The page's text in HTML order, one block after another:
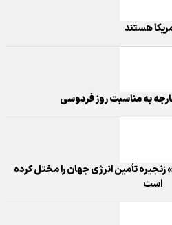
هستند
به مناسبت روز فردوسی
زنجیره تأمین انرژی جهان را مختل کرده
است